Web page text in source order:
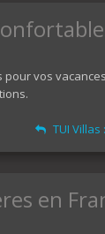
vos
TUI
en